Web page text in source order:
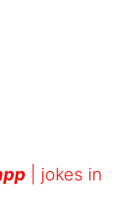
| jokes in